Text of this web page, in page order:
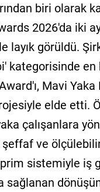
biri olarak
2026'da iki
layık görüldü.
kategorisinde en
Mavi
elde etti.
çalışanlara
ve
sistemiyle iş
sağlanan